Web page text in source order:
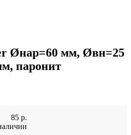
Øнар=60 мм, Øвн=25
паронит
85 р.